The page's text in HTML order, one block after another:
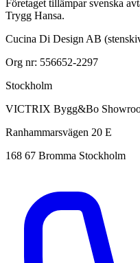
Företaget tillämpar svenska
Trygg Hansa.
Cucina Di Design AB
Org nr: 556652-2297
Stockholm
VICTRIX Bygg&Bo
Ranhammarsvägen 20 E
168 67 Bromma Stockholm